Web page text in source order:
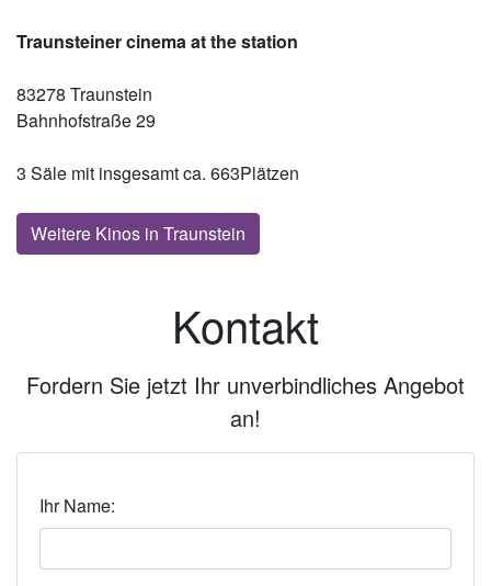
Traunsteiner cinema at the station
83278 Traunstein
Bahnhofstraße 29
3 Säle mit insgesamt ca. 663Plätzen
Weitere Kinos in Traunstein
Kontakt
Fordern Sie jetzt Ihr unverbindliches Angebot
an!
Ihr Name: